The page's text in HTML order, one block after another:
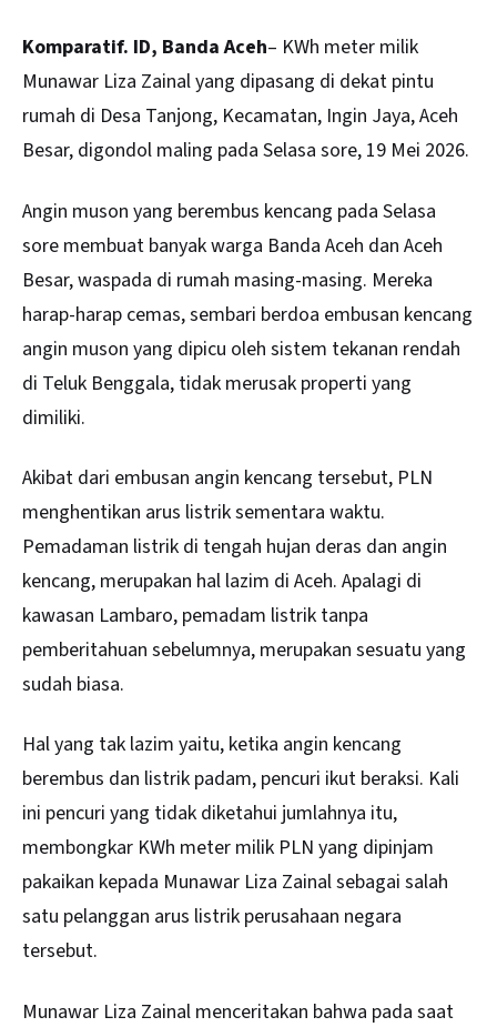
Komparatif. ID, Banda Aceh– KWh meter milik
Munawar Liza Zainal yang dipasang di dekat pintu
rumah di Desa Tanjong, Kecamatan, Ingin Jaya, Aceh
Besar, digondol maling pada Selasa sore, 19 Mei 2026.
Angin muson yang berembus kencang pada Selasa
sore membuat banyak warga Banda Aceh dan Aceh
Besar, waspada di rumah masing-masing. Mereka
harap-harap cemas, sembari berdoa embusan kencang
angin muson yang dipicu oleh sistem tekanan rendah
di Teluk Benggala, tidak merusak properti yang
dimiliki.
Akibat dari embusan angin kencang tersebut, PLN
menghentikan arus listrik sementara waktu.
Pemadaman listrik di tengah hujan deras dan angin
kencang, merupakan hal lazim di Aceh. Apalagi di
kawasan Lambaro, pemadam listrik tanpa
pemberitahuan sebelumnya, merupakan sesuatu yang
sudah biasa.
Hal yang tak lazim yaitu, ketika angin kencang
berembus dan listrik padam, pencuri ikut beraksi. Kali
ini pencuri yang tidak diketahui jumlahnya itu,
membongkar KWh meter milik PLN yang dipinjam
pakaikan kepada Munawar Liza Zainal sebagai salah
satu pelanggan arus listrik perusahaan negara
tersebut.
Munawar Liza Zainal menceritakan bahwa pada saat